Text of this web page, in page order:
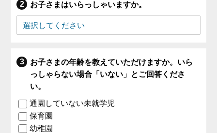
お子さまはいらっしゃいますか。
お子さまの年齢を教えていただけますか。いら
っしゃらない場合「いない」とご回答くださ
い。
通園していない未就学児
保育園
幼稚園